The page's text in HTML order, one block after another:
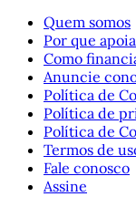
Quem somos
Por que
Como
Anuncie
Política de
Política de
Política de
Termos de
Fale conosco
Assine